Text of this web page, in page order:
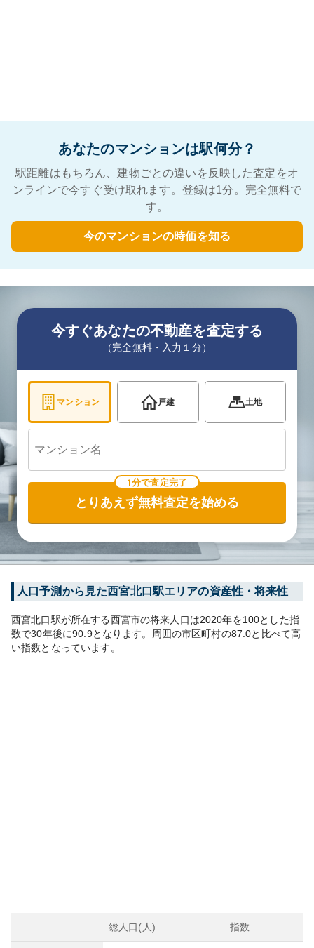
あなたのマンションは駅何分？
駅距離はもちろん、建物ごとの違いを反映した査定をオ
ンラインで今すぐ受け取れます。登録は1分。完全無料で
す。
今のマンションの時価を知る
今すぐあなたの不動産を査定する
（完全無料・入力１分）
マンション 戸建 土地
1分で査定完了
とりあえず無料査定を始める
人口予測から見た西宮北口駅エリアの資産性・将来性
西宮北口駅が所在する西宮市の将来人口は2020年を100とした指
数で30年後に90.9となります。 周囲の市区町村の87.0と比べて高
い指数となっています。
総人口(人) 指数